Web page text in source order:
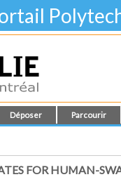
Déposer Parcourir
FOR HUMAN-